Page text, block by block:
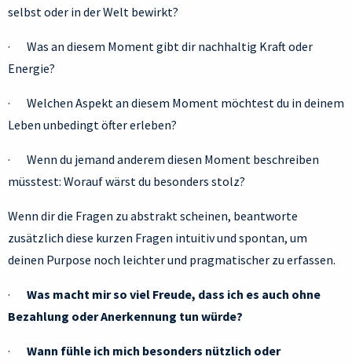
selbst oder in der Welt bewirkt?
· Was an diesem Moment gibt dir nachhaltig Kraft oder
Energie?
· Welchen Aspekt an diesem Moment möchtest du in deinem
Leben unbedingt öfter erleben?
· Wenn du jemand anderem diesen Moment beschreiben
müsstest: Worauf wärst du besonders stolz?
Wenn dir die Fragen zu abstrakt scheinen, beantworte
zusätzlich diese kurzen Fragen intuitiv und spontan, um
deinen Purpose noch leichter und pragmatischer zu erfassen.
· Was macht mir so viel Freude, dass ich es auch ohne
Bezahlung oder Anerkennung tun würde?
· Wann fühle ich mich besonders nützlich oder